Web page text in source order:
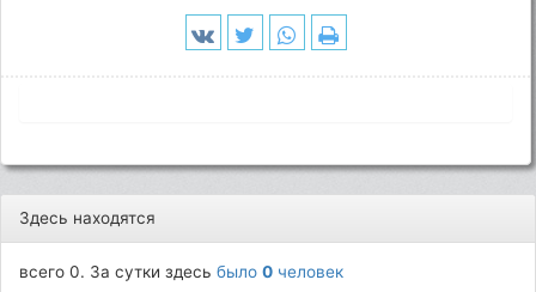
Здесь находятся
всего 0. За сутки здесьбыло0 человек